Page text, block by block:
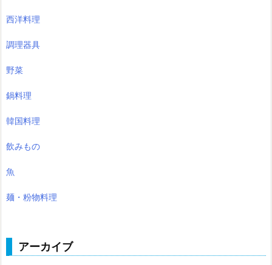
西洋料理
調理器具
野菜
鍋料理
韓国料理
飲みもの
魚
麺・粉物料理
アーカイブ